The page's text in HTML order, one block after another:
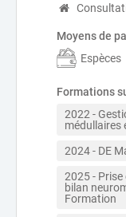
Moyens de
Espèces
Formations
2022 -
médullaires
2024 - DE
2025 -
bilan
Formation